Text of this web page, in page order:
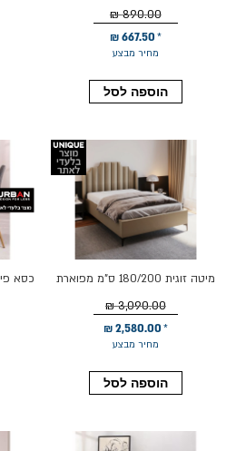
מחיר מבצע
667.50 ₪
890.00 ₪
הוספה לסל
מיטה זוגית 180/200 ס"מ מפוארת
מחיר מבצע
2,580.00 ₪
3,090.00 ₪
הוספה לסל
כסא